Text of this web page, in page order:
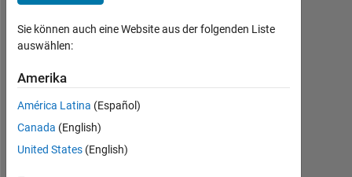
Followers:
Following:
0
Follow
Sie können auch eine Website aus der folgenden Liste
auswählen:
Amerika
América Latina (Español)
Canada (English)
United States (English)